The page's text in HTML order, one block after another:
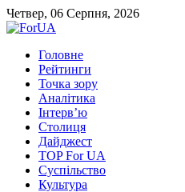
Четвер, 06 Серпня, 2026
Головне
Рейтинги
Точка зору
Аналітика
Інтерв’ю
Столиця
Дайджест
TOP For UA
Суспiльство
Культура